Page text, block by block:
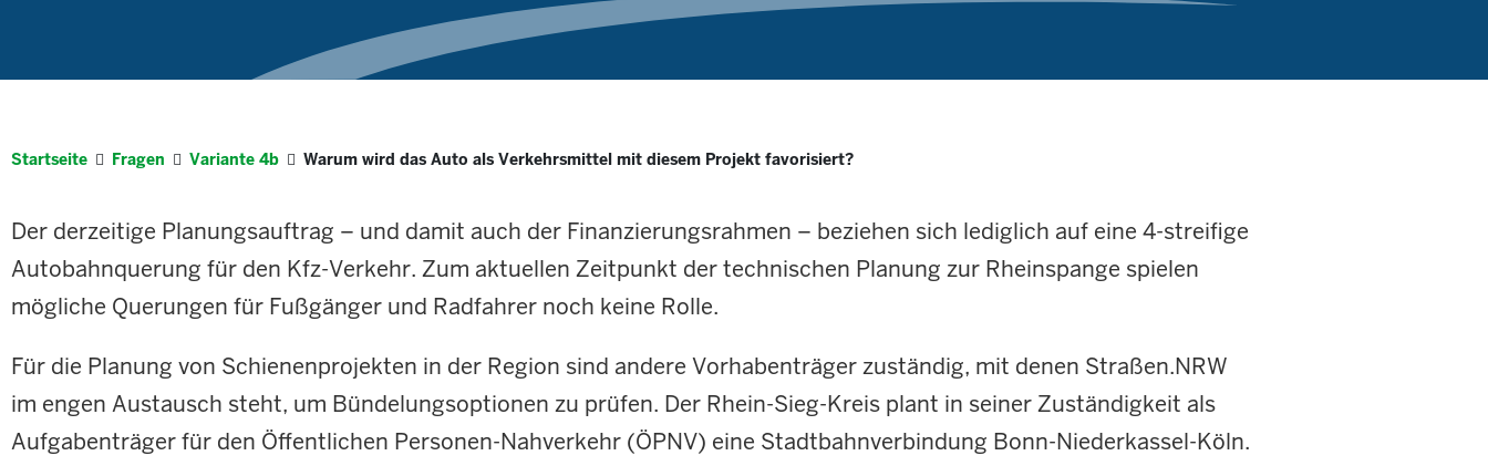
Startseite Fragen Variante 4b Warum wird das Auto als Verkehrsmittel mit diesem Projekt favorisiert?
Der derzeitige Planungsauftrag – und damit auch der Finanzierungsrahmen – beziehen sich lediglich auf eine 4-streifige
Autobahnquerung für den Kfz-Verkehr. Zum aktuellen Zeitpunkt der technischen Planung zur Rheinspange spielen
mögliche Querungen für Fußgänger und Radfahrer noch keine Rolle.
Für die Planung von Schienenprojekten in der Region sind andere Vorhabenträger zuständig, mit denen Straßen.NRW
im engen Austausch steht, um Bündelungsoptionen zu prüfen. Der Rhein-Sieg-Kreis plant in seiner Zuständigkeit als
Aufgabenträger für den Öffentlichen Personen-Nahverkehr (ÖPNV) eine Stadtbahnverbindung Bonn-Niederkassel-Köln.